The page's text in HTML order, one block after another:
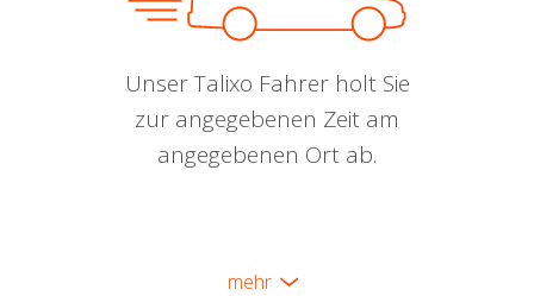
Unser Talixo Fahrer holt Sie
zur angegebenen Zeit am
angegebenen Ort ab.
mehr